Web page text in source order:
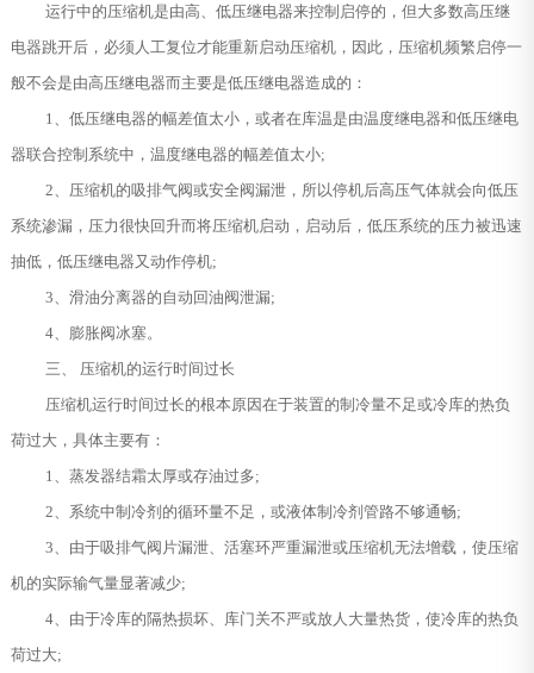
运行中的压缩机是由高、低压继电器来控制启停的，但大多数高压继
电器跳开后，必须人工复位才能重新启动压缩机，因此，压缩机频繁启停一
般不会是由高压继电器而主要是低压继电器造成的：
1、低压继电器的幅差值太小，或者在库温是由温度继电器和低压继电
器联合控制系统中，温度继电器的幅差值太小;
2、压缩机的吸排气阀或安全阀漏泄，所以停机后高压气体就会向低压
系统渗漏，压力很快回升而将压缩机启动，启动后，低压系统的压力被迅速
抽低，低压继电器又动作停机;
3、滑油分离器的自动回油阀泄漏;
4、膨胀阀冰塞。
三、 压缩机的运行时间过长
压缩机运行时间过长的根本原因在于装置的制冷量不足或冷库的热负
荷过大，具体主要有：
1、蒸发器结霜太厚或存油过多;
2、系统中制冷剂的循环量不足，或液体制冷剂管路不够通畅;
3、由于吸排气阀片漏泄、活塞环严重漏泄或压缩机无法增载，使压缩
机的实际输气量显著减少;
4、由于冷库的隔热损坏、库门关不严或放人大量热货，使冷库的热负
荷过大;